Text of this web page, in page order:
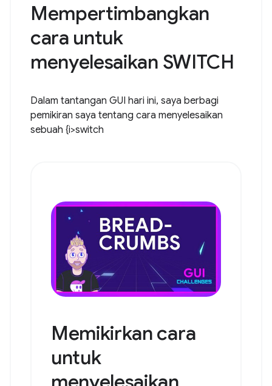
Mempertimbangkan
cara untuk
menyelesaikan SWITCH
Dalam tantangan GUI hari ini, saya berbagi
pemikiran saya tentang cara menyelesaikan
sebuah {i>switch
Memikirkan cara
untuk